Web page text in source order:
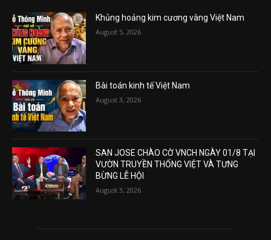
Khủng hoảng kim cương vàng Việt Nam
August 5, 2026
Bài toán kinh tế Việt Nam
August 3, 2026
SAN JOSE CHÀO CỜ VNCH NGÀY 01/8 TẠI
VƯỜN TRUYỀN THỐNG VIỆT VÀ TƯNG
BỪNG LỄ HỘI
August 3, 2026